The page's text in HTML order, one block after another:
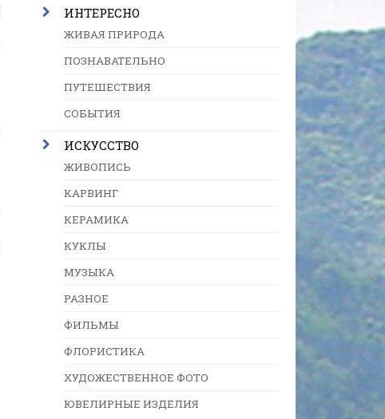
ИНТЕРЕСНО
ЖИВАЯ ПРИРОДА
ПОЗНАВАТЕЛЬНО
ПУТЕШЕСТВИЯ
СОБЫТИЯ
ИСКУССТВО
ЖИВОПИСЬ
КАРВИНГ
КЕРАМИКА
КУКЛЫ
МУЗЫКА
РАЗНОЕ
ФИЛЬМЫ
ФЛОРИСТИКА
ХУДОЖЕСТВЕННОЕ ФОТО
ЮВЕЛИРНЫЕ ИЗДЕЛИЯ